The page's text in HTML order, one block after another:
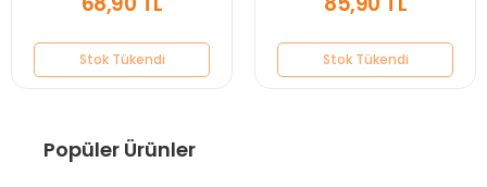
Stok Tükendi Stok Tükendi
Popüler Ürünler